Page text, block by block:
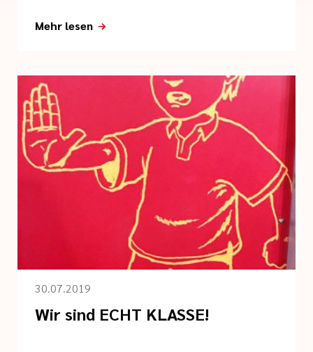
Mehr lesen
30.07.2019
Wir sind ECHT KLASSE!